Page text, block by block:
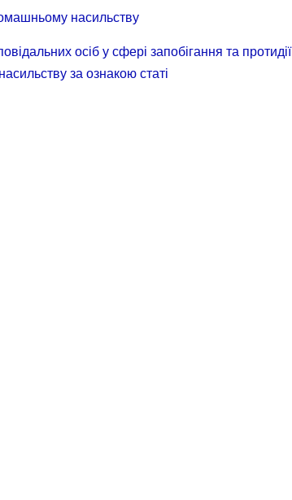
насильству
осіб у сфері запобігання та протидії
за ознакою статі